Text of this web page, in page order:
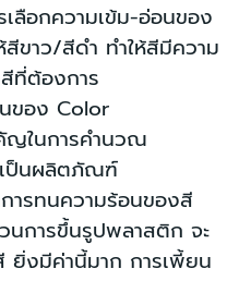
ลือกความเข้ม-อ่อนของ
ขาว/สีดำ ทำให้สีมีความ
ที่ต้องการ
ของ Color
ญในการคำนวณ
เป็นผลิตภัณฑ์
ารทนความร้อนของสี
นการขึ้นรูปพลาสติก จะ
ยิ่งมีค่านี้มาก การเพี้ยน